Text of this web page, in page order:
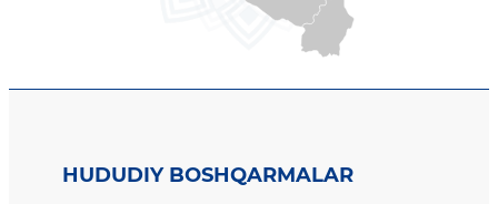
HUDUDIY BOSHQARMALAR